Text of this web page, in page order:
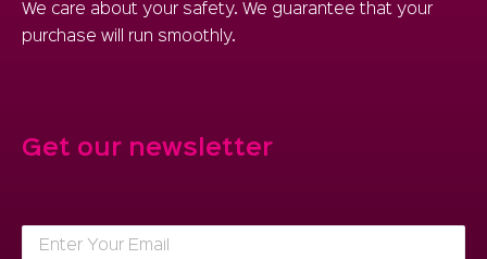
We care about your safety. We guarantee that your
purchase will run smoothly.
Get our newsletter